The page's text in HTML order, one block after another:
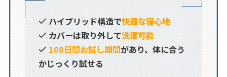
ハイブリッド構造で快適な寝心地
カバーは取り外して洗濯可能
100日間お試し期間があり、体に合う
かじっくり試せる